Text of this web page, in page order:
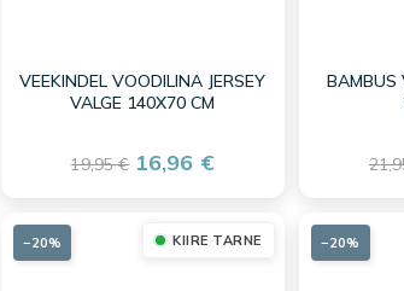
VEEKINDEL VOODILINA JERSEY
VALGE 140X70 CM
19,95 € 16,96 €
BAMBUS
KIIRE TARNE
−20% −20%